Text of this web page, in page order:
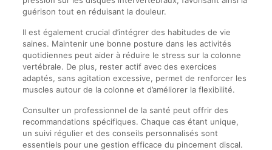
guérison tout en réduisant la douleur.
Il est également crucial d’intégrer des habitudes de vie
saines. Maintenir une bonne posture dans les activités
quotidiennes peut aider à réduire le stress sur la colonne
vertébrale. De plus, rester actif avec des exercices
adaptés, sans agitation excessive, permet de renforcer les
muscles autour de la colonne et d’améliorer la flexibilité.
Consulter un professionnel de la santé peut offrir des
recommandations spécifiques. Chaque cas étant unique,
un suivi régulier et des conseils personnalisés sont
essentiels pour une gestion efficace du pincement discal.